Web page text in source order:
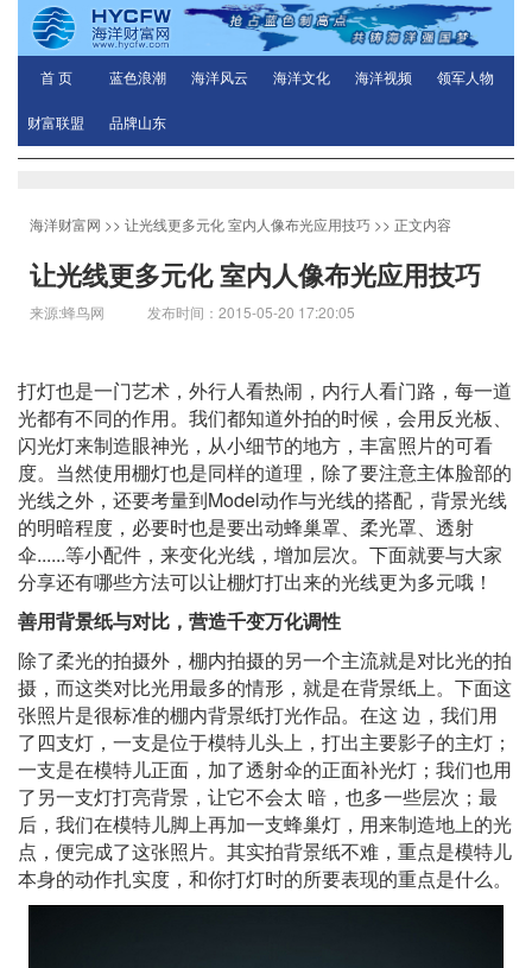
首 页 蓝色浪潮 海洋风云 海洋文化 海洋视频 领军人物
财富联盟 品牌山东
海洋财富网 >> 让光线更多元化 室内人像布光应用技巧 >> 正文内容
让光线更多元化 室内人像布光应用技巧
来源:蜂鸟网 发布时间：2015-05-20 17:20:05
打灯也是一门艺术，外行人看热闹，内行人看门路，每一道
光都有不同的作用。我们都知道外拍的时候，会用反光板、
闪光灯来制造眼神光，从小细节的地方，丰富照片的可看
度。当然使用棚灯也是同样的道理，除了要注意主体脸部的
光线之外，还要考量到 Model动作与光线的搭配，背景光线
的明暗程度，必要时也是要出动蜂巢罩、柔光罩、透射
伞......等小配件，来变化光线，增加层次。下面就要与大家
分享还有哪些方法可以让棚灯打出来的光线更为多元哦！
善用背景纸与对比，营造千变万化调性
除了柔光的拍摄外，棚内拍摄的另一个主流就是对比光的拍
摄，而这类对比光用最多的情形，就是在背景纸上。下面这
张照片是很标准的棚内背景纸打光作品。在这 边，我们用
了四支灯，一支是位于模特儿头上，打出主要影子的主灯；
一支是在模特儿正面，加了透射伞的正面补光灯；我们也用
了另一支灯打亮背景，让它不会太 暗，也多一些层次； 最
后，我们在模特儿脚上再加一支蜂巢灯，用来制造地上的光
点，便完成了这张照片。其实拍背景纸不难，重点是模特儿
本身的动作扎实度，和你打灯时的所要表现的重点是什么。